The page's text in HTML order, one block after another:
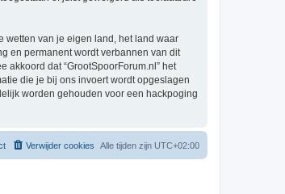
wetten van je eigen land, het land waar
en permanent wordt verbannen van dit
dat “GrootSpoorForum.nl” het
die je bij ons invoert wordt opgeslagen
worden gehouden voor een hackpoging
Alle tijden zijn UTC+02:00
Verwijder cookies